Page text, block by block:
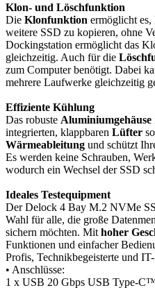
Klon- und Löschfunktion
Die Klonfunktion ermöglicht
weitere SSD zu kopieren, ohne
Dockingstation ermöglicht das
gleichzeitig. Auch für die
zum Computer benötigt. Dabei
mehrere Laufwerke gleichzeitig
Effiziente Kühlung
Das robuste Aluminiumgehäuse
integrierten, klappbaren Lüfter
Wärmeableitung und schützt
Es werden keine Schrauben,
wodurch ein Wechsel der SSD
Ideales Testequipment
Der Delock 4 Bay M.2 NVMe
Wahl für alle, die große
sichern möchten. Mit hoher
Funktionen und einfacher
Profis, Technikbegeisterte und
• Anschlüsse:
1 x USB 20 Gbps USB Type-